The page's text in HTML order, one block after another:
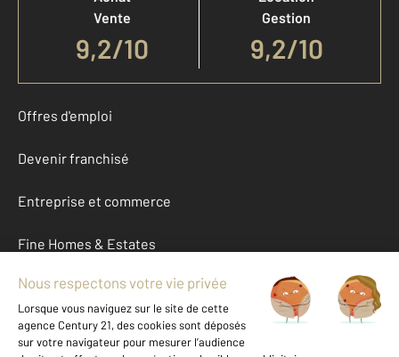
Vente
9,2/10
Gestion
9,2/10
Offres d'emploi
Devenir franchisé
Entreprise et commerce
Fine Homes & Estates
À propos
International